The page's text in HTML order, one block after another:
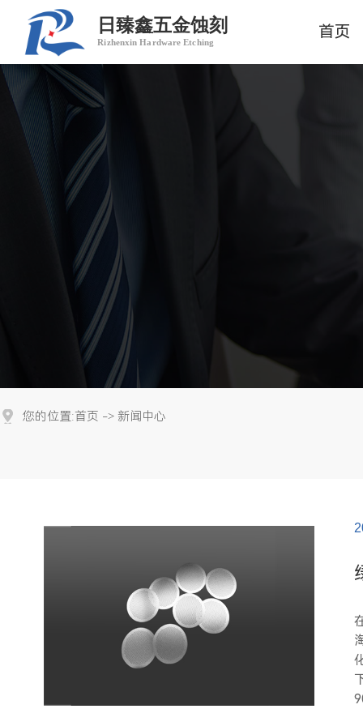
日臻鑫五金蚀刻
Rizhenxin Hardware Etching
首页
您的位置:首页 -> 新闻中心